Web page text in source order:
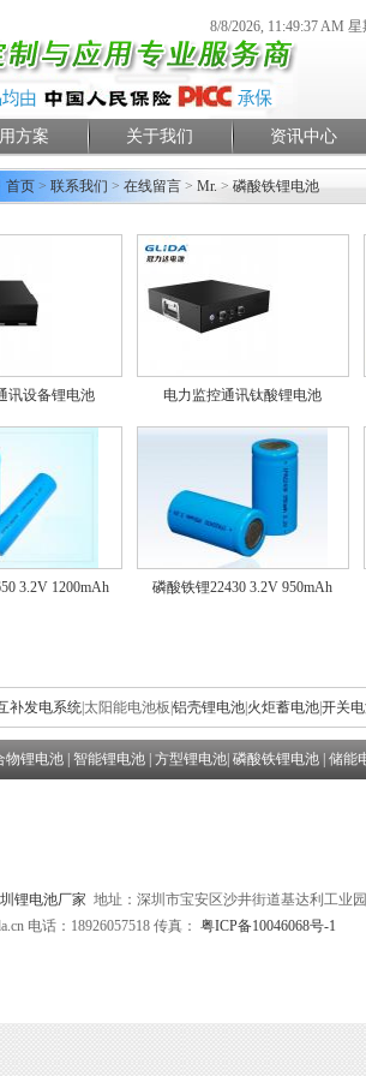
8/8/2026, 11:49:37 AM
方案 关于我们 资讯中心
首页> 联系我们 > 在线留言> Mr.> 磷酸铁锂电池
讯设备锂电池 电力监控通讯钛酸锂电池
3.2V 1200mAh 磷酸铁锂22430 3.2V 950mAh
补发电系统| 太阳能电池板 铝壳锂电池| 火炬蓄电池|开关
物锂电池 智能锂电池 方型锂电池 磷酸铁锂电池 储能
锂电池厂家 地址：深圳市宝安区沙井街道基达利工业
电话：18926057518 传真： 粤ICP备10046068号-1